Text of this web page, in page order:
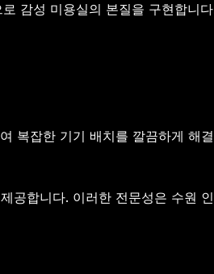
감성 미용실의 본질을 구현합니
복잡한 기기 배치를 깔끔하게 해
공합니다. 이러한 전문성은 수원